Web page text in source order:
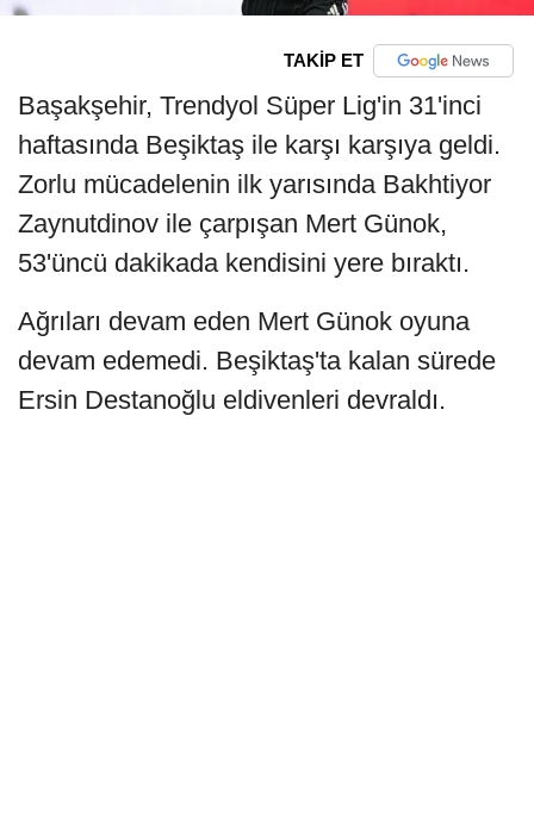
TAKİP ET
Başakşehir, Trendyol Süper Lig'in 31'inci
haftasında Beşiktaş ile karşı karşıya geldi.
Zorlu mücadelenin ilk yarısında Bakhtiyor
Zaynutdinov ile çarpışan Mert Günok,
53'üncü dakikada kendisini yere bıraktı.
Ağrıları devam eden Mert Günok oyuna
devam edemedi. Beşiktaş'ta kalan sürede
Ersin Destanoğlu eldivenleri devraldı.